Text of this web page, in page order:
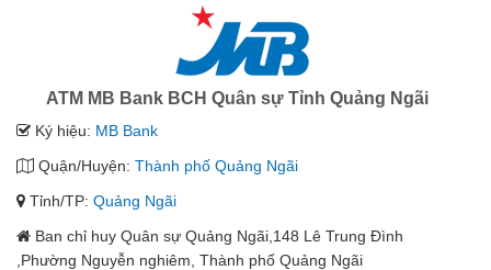
ATM MB Bank BCH Quân sự Tỉnh Quảng Ngãi
Ký hiệu: MB Bank
Quận/Huyện: Thành phố Quảng Ngãi
Tỉnh/TP: Quảng Ngãi
Ban chỉ huy Quân sự Quảng Ngãi,148 Lê Trung Đình
,Phường Nguyễn nghiêm, Thành phố Quảng Ngãi